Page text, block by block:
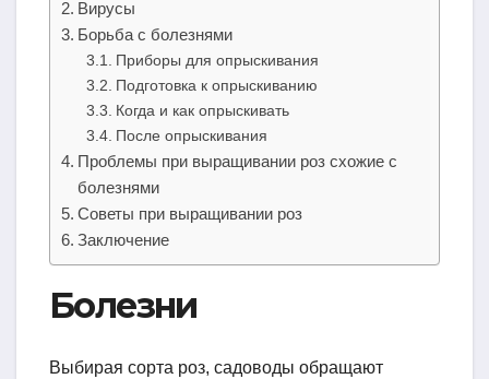
Вирусы
Борьба с болезнями
Приборы для опрыскивания
Подготовка к опрыскиванию
Когда и как опрыскивать
После опрыскивания
Проблемы при выращивании роз схожие с
болезнями
Советы при выращивании роз
Заключение
Болезни
Выбирая сорта роз, садоводы обращают